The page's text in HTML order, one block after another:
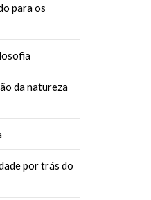
para os
da natureza
por trás do